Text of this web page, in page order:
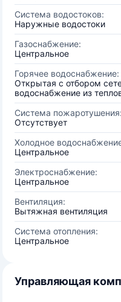
Система водостоков:
Наружные водостоки
Газоснабжение:
Центральное
Горячее водоснабжение:
Открытая с отбором
водоснабжение из
Система пожаротушения:
Отсутствует
Холодное
Центральное
Электроснабжение:
Центральное
Вентиляция:
Вытяжная вентиляция
Система отопления:
Центральное
Управляющая